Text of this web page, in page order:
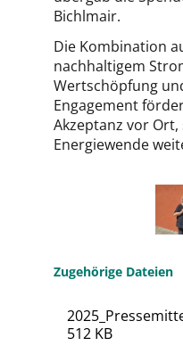
Bichlmair.
Die Kombination
nachhaltigem
Wertschöpfung
Engagement
Akzeptanz vor
Energiewende
Zugehörige Dateien
512 KB